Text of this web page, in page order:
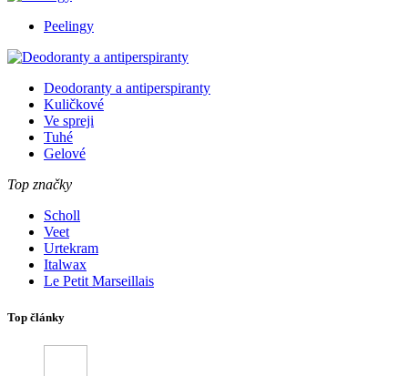
Peelingy
Deodoranty a antiperspiranty
Kuličkové
Ve spreji
Tuhé
Gelové
Top značky
Scholl
Veet
Urtekram
Italwax
Le Petit Marseillais
Top články